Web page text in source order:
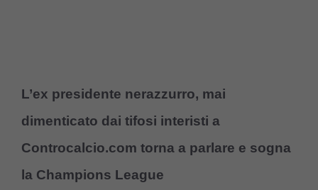
L’ex presidente nerazzurro, mai
dimenticato dai tifosi interisti a
Controcalcio.com torna a parlare e sogna
la Champions League